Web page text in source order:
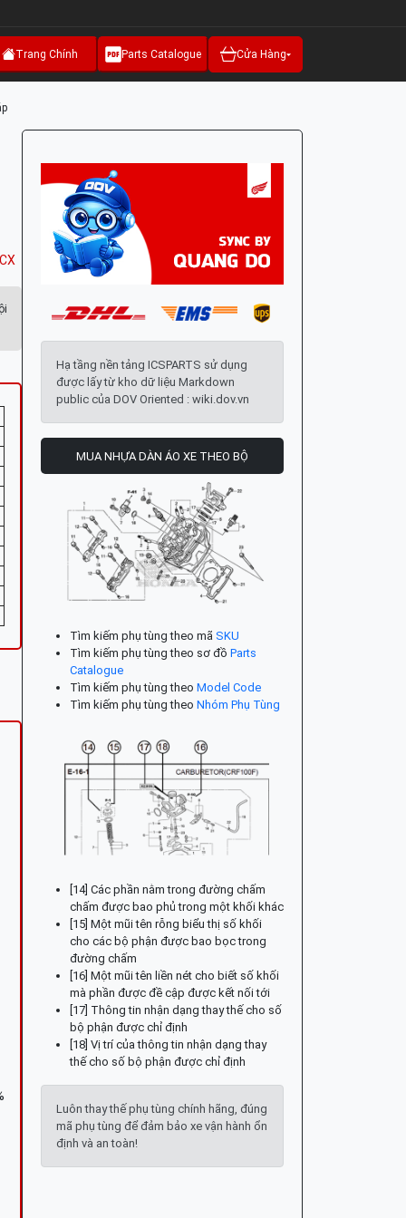
Trang Chính Parts Catalogue Cửa Hàng
Hạ tầng nền tảng ICSPARTS sử dụng
được lấy từ kho dữ liệu Markdown
public của DOV Oriented : wiki.dov.vn
MUA NHỰA DÀN ÁO XE THEO BỘ
Tìm kiếm phụ tùng theo mã SKU
Tìm kiếm phụ tùng theo sơ đồ Parts
Catalogue
Tìm kiếm phụ tùng theo Model Code
Tìm kiếm phụ tùng theo Nhóm Phụ Tùng
[14] Các phần nằm trong đường chấm
chấm được bao phủ trong một khối khác
[15] Một mũi tên rỗng biểu thị số khối
cho các bộ phận được bao bọc trong
đường chấm
[16] Một mũi tên liền nét cho biết số khối
mà phần được đề cập được kết nối tới
[17] Thông tin nhận dạng thay thế cho số
bộ phận được chỉ định
[18] Vị trí của thông tin nhận dạng thay
thế cho số bộ phận được chỉ định
Luôn thay thế phụ tùng chính hãng, đúng
mã phụ tùng để đảm bảo xe vận hành ổn
định và an toàn!